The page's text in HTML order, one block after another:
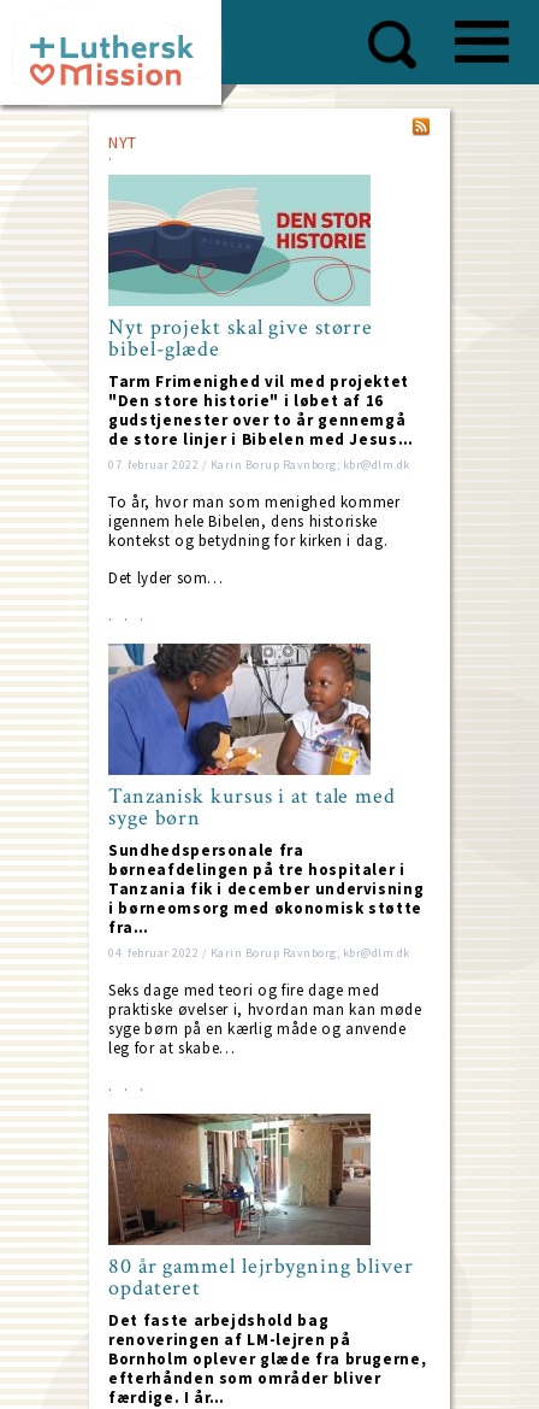
main
content
NYT
Nyt projekt skal give større
bibel-glæde
Tarm Frimenighed vil med projektet
"Den store historie" i løbet af 16
gudstjenester over to år gennemgå
de store linjer i Bibelen med Jesus…
07. februar 2022 / Karin Borup Ravnborg; kbr@dlm.dk
To år, hvor man som menighed kommer
igennem hele Bibelen, dens historiske
kontekst og betydning for kirken i dag.
Det lyder som…
Tanzanisk kursus i at tale med
syge børn
Sundhedspersonale fra
børneafdelingen på tre hospitaler i
Tanzania fik i december undervisning
i børneomsorg med økonomisk støtte
fra…
04. februar 2022 / Karin Borup Ravnborg; kbr@dlm.dk
Seks dage med teori og fire dage med
praktiske øvelser i, hvordan man kan møde
syge børn på en kærlig måde og anvende
leg for at skabe…
80 år gammel lejrbygning bliver
opdateret
Det faste arbejdshold bag
renoveringen af LM-lejren på
Bornholm oplever glæde fra brugerne,
efterhånden som områder bliver
færdige. I år…